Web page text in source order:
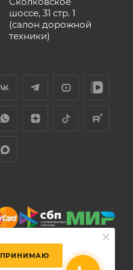
шоссе, 31 стр. 1
(салон дорожной
техники)
ПРИНИМАЮ